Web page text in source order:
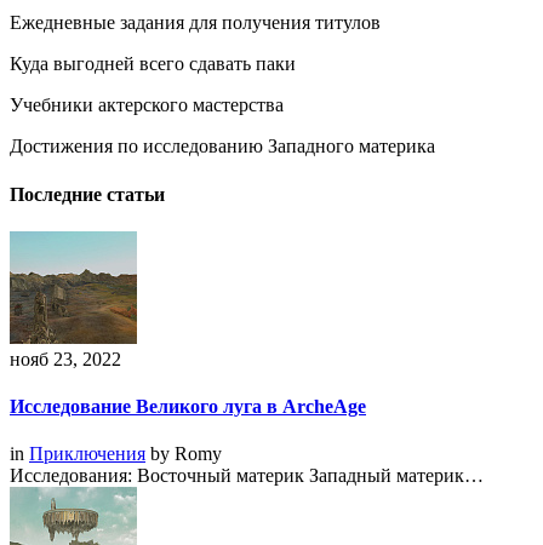
Ежедневные задания для получения титулов
Куда выгодней всего сдавать паки
Учебники актерского мастерства
Достижения по исследованию Западного материка
Последние статьи
нояб 23, 2022
Исследование Великого луга в ArcheAge
in Приключения by Romy
Исследования: Восточный материк Западный материк…